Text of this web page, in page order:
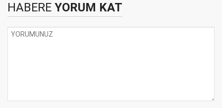
HABERE YORUM KAT